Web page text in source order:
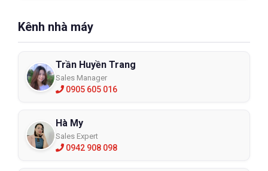
Kênh nhà máy
Trần Huyền Trang
Sales Manager
0905 605 016
Hà My
Sales Expert
0942 908 098